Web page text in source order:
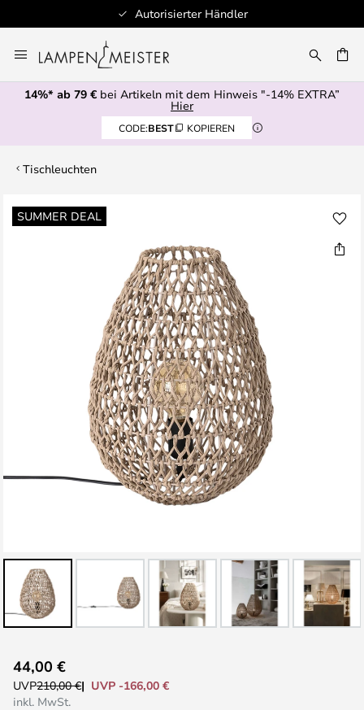
Autorisierter Händler
Inhalt
springen
14%* ab 79 € bei Artikeln mit dem Hinweis "-14% EXTRA”
Hier
CODE:BEST KOPIEREN
Tischleuchten
SUMMER DEAL
Zum
Ende
Anfang
der
44,00 €
UVP210,00 €
UVP -166,00 €
inkl. MwSt.